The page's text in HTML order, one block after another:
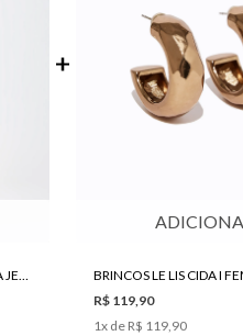
CALÇA LE LIS PANTA WIDE VILMA JEANS FEMININA
BRINCOS LE LIS CIDA I
R$ 119,90
1x de R$ 119,90